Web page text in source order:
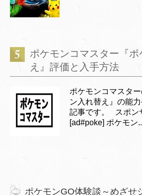
ポケモンコマスター『
え』評価と入手方法
ポケモンコマスタ
ン入れ替え』の能
記事です。 スポン
[ad#poke] ポケモン
ポケモンGO体験談～めざせ